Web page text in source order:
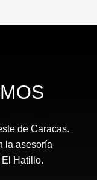
de Caracas.
la asesoría
Hatillo.